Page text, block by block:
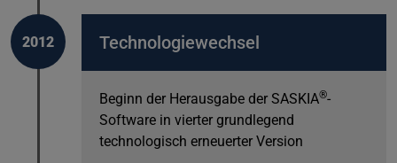
Technologiewechsel
Beginn der Herausgabe der SASKIA®-
Software in vierter grundlegend
technologisch erneuerter Version
2012